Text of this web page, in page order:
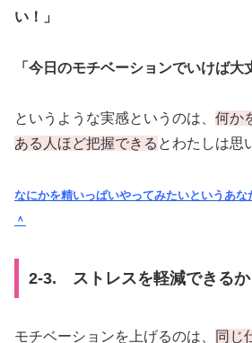
い！」
「今日のモチベーションでいけば大
というような実感というのは、 何か
ある人ほど把握できる とわたしは思
なにかを精いっぱいやってみたいというあな
＾
2-3. ストレスを軽減できるか
モチベーションを上げるのは、 同じ